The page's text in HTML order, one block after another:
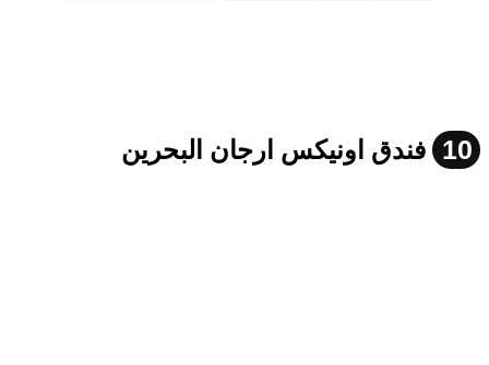
10 فندق اونيكس ارجان البحرين